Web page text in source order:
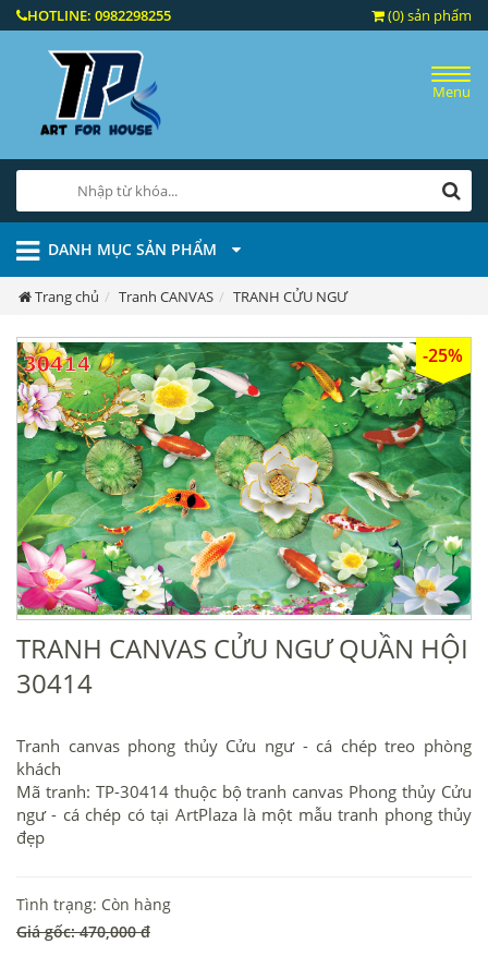
HOTLINE: 0982298255 (0) sản phẩm
Menu
DANH MỤC SẢN PHẨM
Trang chủ Tranh CANVAS TRANH CỬU NGƯ
-25%
TRANH CANVAS CỬU NGƯ QUẦN HỘI
30414
Tranh canvas phong thủy Cửu ngư - cá chép treo phòng
khách
Mã tranh: TP-30414 thuộc bộ tranh canvas Phong thủy Cửu
ngư - cá chép có tại ArtPlaza là một mẫu tranh phong thủy
đẹp
Tình trạng: Còn hàng
Giá gốc: 470,000 đ